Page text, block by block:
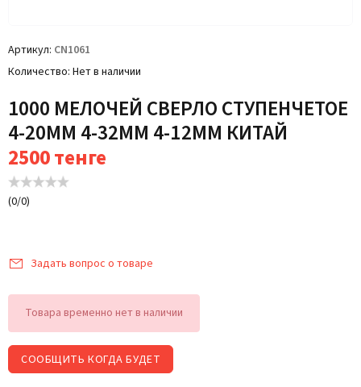
Артикул CN1061
Количество Нет в наличии
1000 МЕЛОЧЕЙ СВЕРЛО СТУПЕНЧЕТОЕ
4-20ММ 4-32ММ 4-12ММ КИТАЙ
2500тенге
(0/0)
Задать вопрос о товаре
Товара временно нет в наличии
СООБЩИТЬ КОГДА БУДЕТ